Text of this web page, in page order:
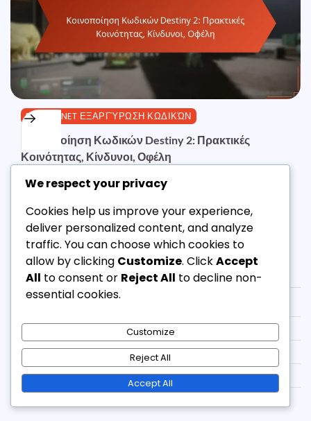
BUNGIE.NET ΕΞΑΡΓΎΡΩΣΗ ΚΩΔΙΚΏΝ
Κοινοποίηση Κωδικών Destiny 2: Πρακτικές
Κοινότητας, Κίνδυνοι, Οφέλη
Διαχειριστής 18/02/2026 1 Min Read
Νομικά
Επικοινωνήστε μαζί μας
Σχετικά με εμάς
Πολιτική για cookies
We respect your privacy
Cookies help us improve your experience,
deliver personalized content, and analyze
traffic. You can choose which cookies to
allow by clicking Customize. ClickAccept
All to consent or Reject All to decline non-
essential cookies.
Customize
Reject All
Accept All